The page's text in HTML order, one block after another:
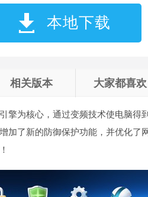
本地下载
相关版本 大家都喜欢
擎为核心，通过变频技术使电脑得
加了新的防御保护功能，并优化了